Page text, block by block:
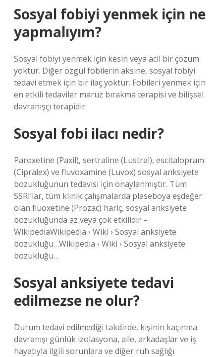
Sosyal fobiyi yenmek için ne
yapmalıyım?
Sosyal fobiyi yenmek için kesin veya acil bir çözüm
yoktur. Diğer özgül fobilerin aksine, sosyal fobiyi
tedavi etmek için bir ilaç yoktur. Fobileri yenmek için
en etkili tedaviler maruz bırakma terapisi ve bilişsel
davranışçı terapidir.
Sosyal fobi ilacı nedir?
Paroxetine (Paxil), sertraline (Lustral), escitalopram
(Cipralex) ve fluvoxamine (Luvox) sosyal anksiyete
bozukluğunun tedavisi için onaylanmıştır. Tüm
SSRI’lar, tüm klinik çalışmalarda plaseboya eşdeğer
olan fluoxetine (Prozac) hariç, sosyal anksiyete
bozukluğunda az veya çok etkilidir –
WikipediaWikipedia › Wiki › Sosyal anksiyete
bozukluğu…Wikipedia › Wiki › Sosyal anksiyete
bozukluğu…
Sosyal anksiyete tedavi
edilmezse ne olur?
Durum tedavi edilmediği takdirde, kişinin kaçınma
davranışı günlük izolasyona, aile, arkadaşlar ve iş
hayatıyla ilgili sorunlara ve diğer ruh sağlığı